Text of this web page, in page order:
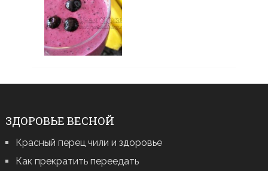
ЗДОРОВЬЕ ВЕСНОЙ
Красный перец чили и здоровье
Как прекратить переедать